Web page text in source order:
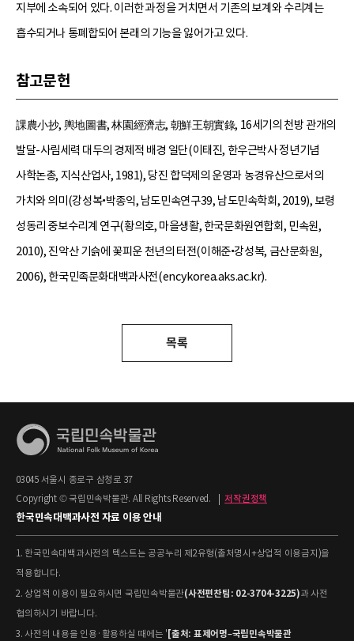
지부에 소속되어 있다. 이러한 과정을 거치면서 기존의 보계와 수리계는
흡수되거나 통폐합되어 본래의 기능을 잃어가고 있다.
참고문헌
課農小抄, 輿地圖書, 林園經濟志, 朝鮮王朝實錄, 16세기의 천방 관개의
발달-사림세력 대두의 경제적 배경 일단(이태진, 한우근박사 정년기념
사학논총, 지식산업사, 1981), 당진 합덕제의 운영과 농경유산으로서의
가치와 의미(강성복•박종익, 남도민속연구39, 남도민속학회, 2019), 보령
성동리 중보수리계 연구(황의호, 마을생활, 한국문화원연합회, 민속원,
2010), 진악산 기슭에 꽃피운 천년의 터전(이해준•강성복, 금산문화원,
2006), 한국민족문화대백과사전(encykorea.aks.ac.kr).
목록
03045 서울시 종로구 삼청로 37
Copyright © 국립민속박물관. All Rights Reserved.
저작권정책
한국민속대백과사전 자료 이용 안내
1. 한국민속대백과사전의 텍스트는 공공누리 제2유형(출처명시+상업적 이용금지)을
적용합니다.
2. 상업적 이용이 필요하시면 국립민속박물관(사전편찬팀: 02-3704-3225)과 사전
협의하시기 바랍니다.
3. 사전의 내용을 인용·활용하실 때에는 ' [출처: 표제어명–국립민속박물관